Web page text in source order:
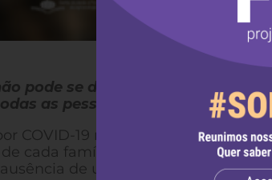
pode se defender.
as pessoas desamparadas.
COVID-19 no Brasil. As histórias
cada família. É um genocídio. Há
de uma liderança capaz de